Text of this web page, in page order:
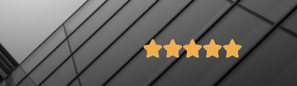




